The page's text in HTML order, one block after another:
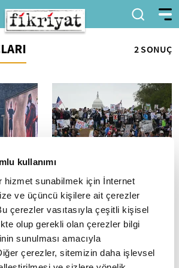
kullanımı
hizmet sunabilmek için İnternet
ve üçüncü kişilere ait çerezler
çerezler vasıtasıyla çeşitli kişisel
olup gerekli olan çerezler bilgi
sunulması amacıyla
çerezler, sitemizin daha işlevsel
2 SONUÇ
resim
Selim
ABD genelinde Trump
yönetimine karşı protesto
gösterileri yapıldı
ABD'nin birçok kentinde on
binlerce kişi, Başkanı Donald
Trump ve yönetimini protesto
etti.